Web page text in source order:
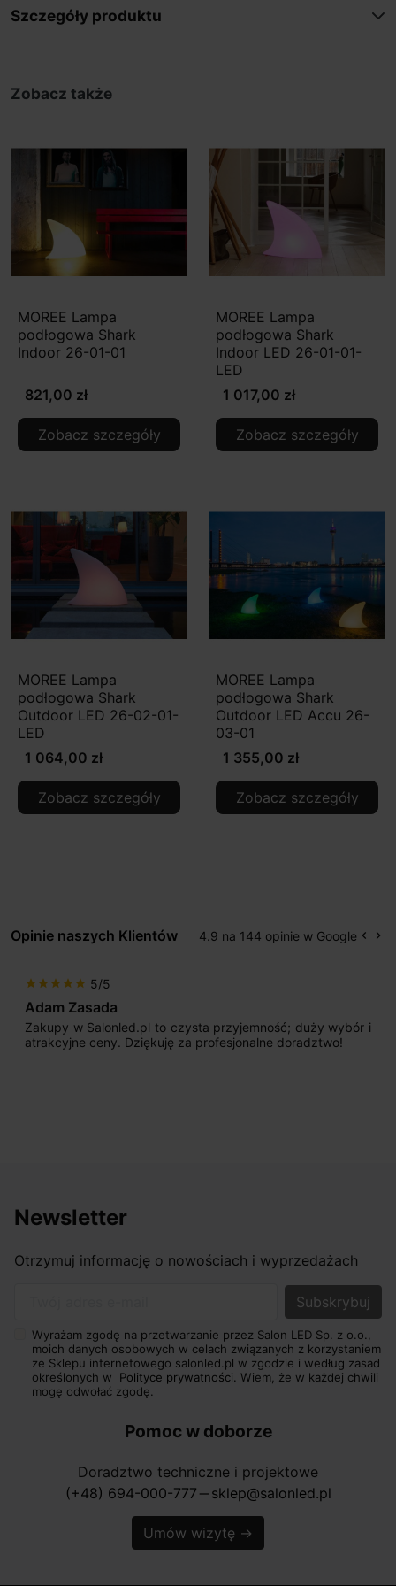
Szczegóły produktu
Zobacz także
MOREE Lampa
podłogowa Shark
Indoor 26-01-01
821,00 zł
Zobacz szczegóły
MOREE Lampa
podłogowa Shark
Indoor LED 26-01-01-
LED
1 017,00 zł
Zobacz szczegóły
MOREE Lampa
podłogowa Shark
Outdoor LED 26-02-01-
LED
1 064,00 zł
Zobacz szczegóły
MOREE Lampa
podłogowa Shark
Outdoor LED Accu 26-
03-01
1 355,00 zł
Zobacz szczegóły
Opinie naszych Klientów 4.9 na 144 opinie w Google keyboard_arrow_left keyboard_arrow_right
star star star star star 5/5
Adam Zasada
Zakupy w Salonled.pl to czysta przyjemność; duży wybór i
atrakcyjne ceny. Dziękuję za profesjonalne doradztwo!
Newsletter
Otrzymuj informację o nowościach i wyprzedażach
Wyrażam zgodę na przetwarzanie przez Salon LED Sp. z o.o.,
moich danych osobowych w celach związanych z korzystaniem
ze Sklepu internetowego salonled.pl w zgodzie i według zasad
określonych w Polityce prywatności. Wiem, że w każdej chwili
mogę odwołać zgodę.
Pomoc w doborze
Doradztwo techniczne i projektowe
(+48) 694-000-777 horizontal_rule sklep@salonled.pl
Umów wizytę →